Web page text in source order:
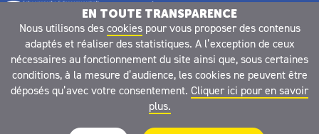
EN TOUTE TRANSPARENCE
Nous utilisons des cookiespour vous proposer des contenus
adaptés et réaliser des statistiques. A l’exception de ceux
nécessaires au fonctionnement du site ainsi que, sous certaines
conditions, à la mesure d’audience, les cookies ne peuvent être
déposés qu’avec votre consentement. Cliquer ici pour en savoir
plus.